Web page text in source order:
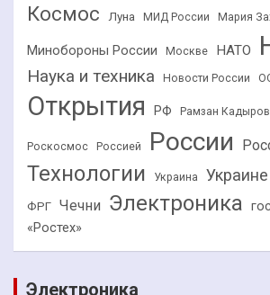
Космос Луна МИД России Мария
Минобороны России Москве НАТО
Наука и техника Новости России
Открытия РФ Рамзан Кадыров
Роскосмос Россией России
Технологии Украина Украине
ФРГ Чечни Электроника
«Ростех»
Электроника